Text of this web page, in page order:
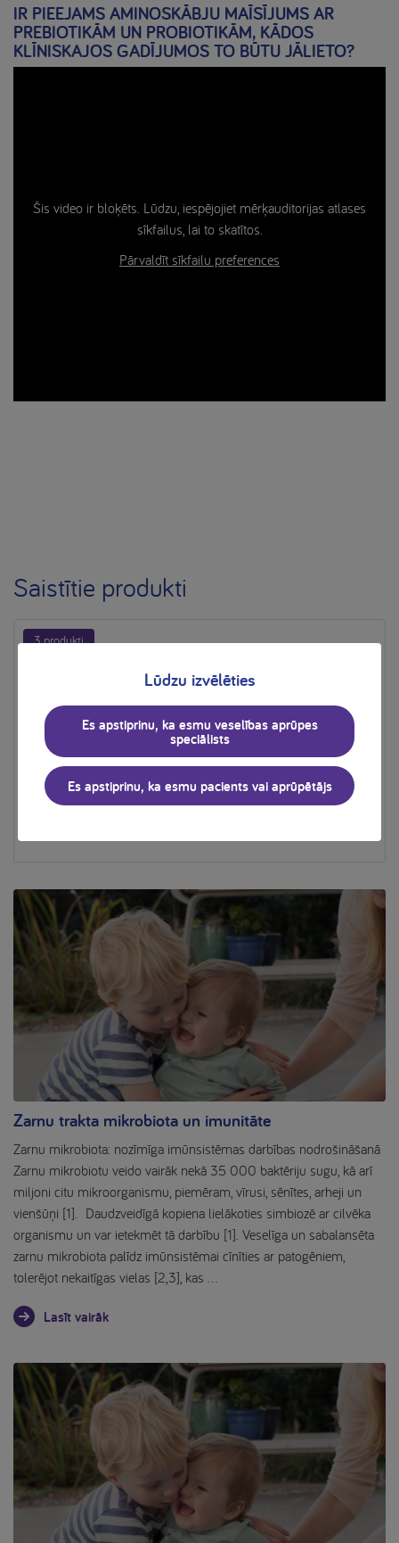
IR PIEEJAMS AMINOSKĀBJU MAĪSĪJUMS AR
PREBIOTIKĀM UN PROBIOTIKĀM, KĀDOS
KLĪNISKAJOS GADĪJUMOS TO BŪTU JĀLIETO?
Šis video ir bloķēts. Lūdzu, iespējojiet mērķauditorijas atlases
sīkfailus, lai to skatītos.
Pārvaldīt sīkfailu preferences
Saistītie produkti
3 produkti
Neocate
Īpašiem medicīniskiem nolūkiem paredzēta pārtika. Ar
uzturvielām pilnīgi nokomplektēts, hipoalerģisks maisījums
Zarnu trakta mikrobiota un imunitāte
Zarnu mikrobiota: nozīmīga imūnsistēmas darbības nodrošināšanā
Zarnu mikrobiotu veido vairāk nekā 35 000 baktēriju sugu, kā arī
miljoni citu mikroorganismu, piemēram, vīrusi, sēnītes, arheji un
vienšūņi [1]. Daudzveidīgā kopiena lielākoties simbiozē ar cilvēka
organismu un var ietekmēt tā darbību [1]. Veselīga un sabalansēta
zarnu mikrobiota palīdz imūnsistēmai cīnīties ar patogēniem,
tolerējot nekaitīgas vielas [2,3], kas …
Lasīt vairāk
Lūdzu izvēlēties
Es apstiprinu, ka esmu veselības aprūpes
speciālists
Es apstiprinu, ka esmu pacients vai aprūpētājs